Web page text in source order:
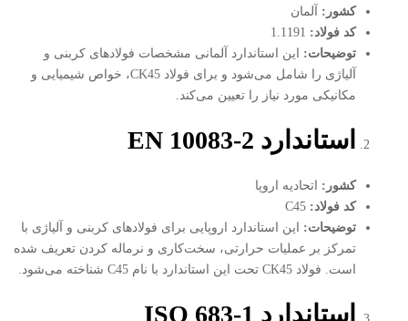
کشور : آلمان
کد فولاد:
توضیحات: این استاندارد آلمانی مشخصات فولادهای کربنی و
آلیاژی را شامل می‌شود و برای فولاد CK45، خواص شیمیایی و
مکانیکی مورد نیاز را تعیین می‌کند.
استاندارد
کشور : اتحادیه اروپا
کد فولاد:
توضیحات: این استاندارد اروپایی برای فولادهای کربنی و آلیاژی با
تمرکز بر عملیات حرارتی، سخت‌کاری و نرماله کردن تعریف شده
است. فولاد CK45 تحت این استاندارد با نام C45 شناخته می‌شود.
استاندارد